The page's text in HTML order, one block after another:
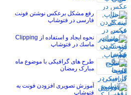
رفع مشکل برعکس نوشتن فونت
فارسی در فتوشاپ
نحوه ايجاد و استفاده از Clipping
ماسك در فتوشاپ
طرح های گرافیکی با موضوع ماه
مبارک رمضان
آموزش تصویری افزودن فونت به
فتوشاپ